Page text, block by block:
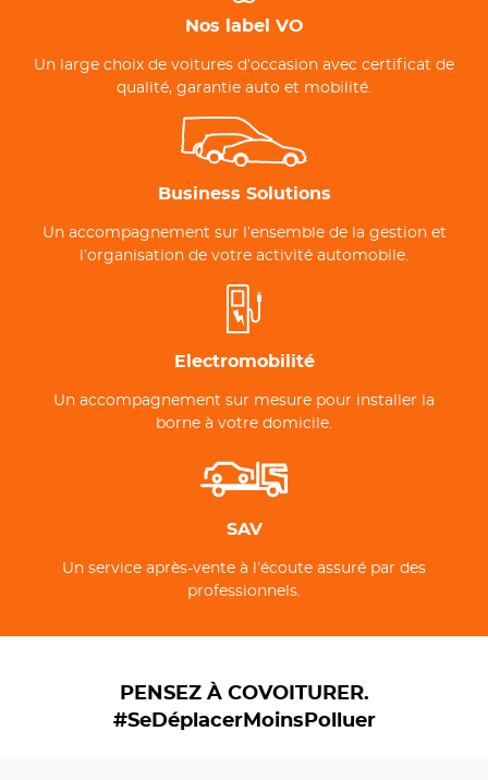
Nos label VO
Un large choix de voitures d’occasion avec certificat de
qualité, garantie auto et mobilité.
Business Solutions
Un accompagnement sur l’ensemble de la gestion et
l’organisation de votre activité automobile.
Electromobilité
Un accompagnement sur mesure pour installer la
borne à votre domicile.
SAV
Un service après-vente à l’écoute assuré par des
professionnels.
PENSEZ À COVOITURER.
#SeDéplacerMoinsPolluer